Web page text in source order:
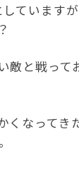
ています
敵と戦って
くなってき